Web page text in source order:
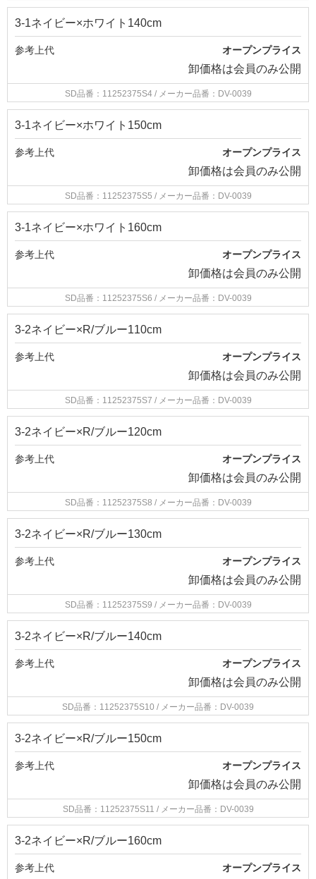
3-1ネイビー×ホワイト140cm
参考上代 オープンプライス
卸価格は会員のみ公開
SD品番：11252375S4 / メーカー品番：DV-0039
3-1ネイビー×ホワイト150cm
参考上代 オープンプライス
卸価格は会員のみ公開
SD品番：11252375S5 / メーカー品番：DV-0039
3-1ネイビー×ホワイト160cm
参考上代 オープンプライス
卸価格は会員のみ公開
SD品番：11252375S6 / メーカー品番：DV-0039
3-2ネイビー×R/ブルー110cm
参考上代 オープンプライス
卸価格は会員のみ公開
SD品番：11252375S7 / メーカー品番：DV-0039
3-2ネイビー×R/ブルー120cm
参考上代 オープンプライス
卸価格は会員のみ公開
SD品番：11252375S8 / メーカー品番：DV-0039
3-2ネイビー×R/ブルー130cm
参考上代 オープンプライス
卸価格は会員のみ公開
SD品番：11252375S9 / メーカー品番：DV-0039
3-2ネイビー×R/ブルー140cm
参考上代 オープンプライス
卸価格は会員のみ公開
SD品番：11252375S10 / メーカー品番：DV-0039
3-2ネイビー×R/ブルー150cm
参考上代 オープンプライス
卸価格は会員のみ公開
SD品番：11252375S11 / メーカー品番：DV-0039
3-2ネイビー×R/ブルー160cm
参考上代 オープンプライス